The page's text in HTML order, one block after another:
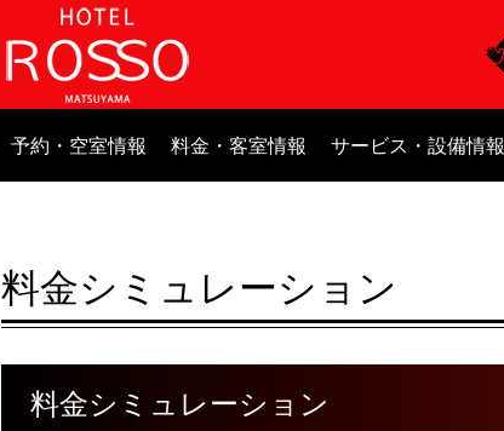
予約・空室情報 料金・客室情報 サービス・設備情報
料金シミュレーション
料金シミュレーション